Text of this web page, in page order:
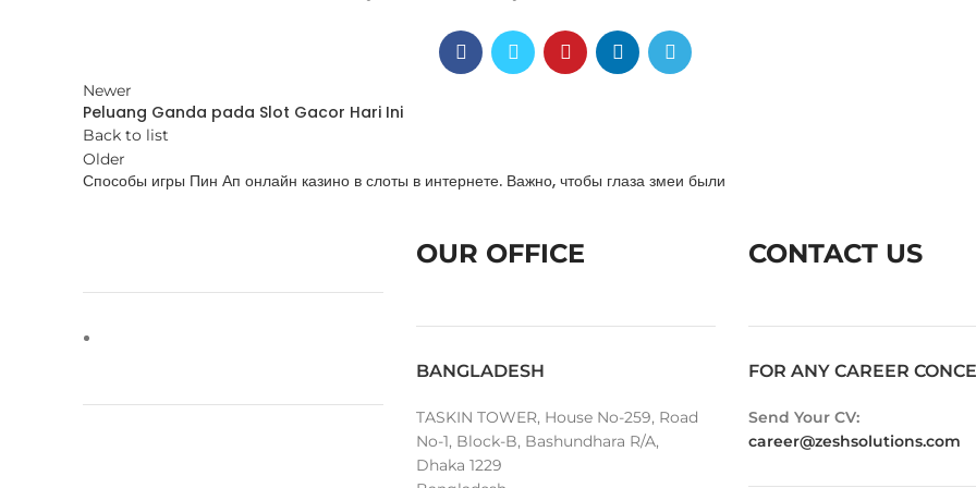
Newer
Peluang Ganda pada Slot Gacor Hari Ini
Back to list
Older
Способы игры Пин Ап онлайн казино в слоты в интернете. Важно, чтобы глаза змеи были
OUR OFFICE
BANGLADESH
TASKIN TOWER, House No-259, Road
No-1, Block-B, Bashundhara R/A,
Dhaka 1229
CONTACT US
FOR ANY CAREER
Send Your CV:
career@zeshsolutions.com